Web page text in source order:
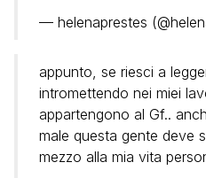
— helenaprestes
appunto, se riesci a
intromettendo nei miei
appartengono al Gf..
male questa gente deve
mezzo alla mia vita